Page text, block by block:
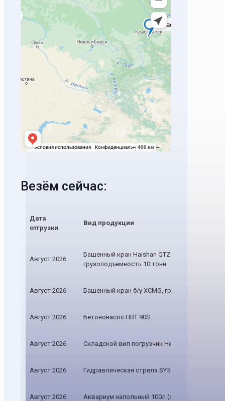
Везём сейчас:
Дата
отгрузки
Вид продукции
Август 2026
Башенный кран Haishan QTZ 160, новый,
грузоподъемность 10 тонн.
Август 2026 Башенный кран б/у XCMG, грузоподъемность
Август 2026 Бетононасос HBT 90S
Август 2026 Складской вил погрузчик Heli
Август 2026 Гидравлическая стрела SY500
Август 2026 Аквариум напольный 100л (опт)